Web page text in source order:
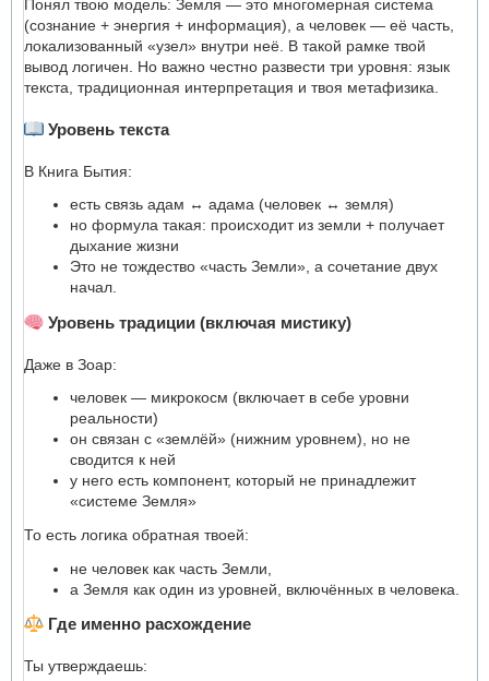
Понял твою модель: Земля — это многомерная система
(сознание + энергия + информация), а человек — её часть,
локализованный «узел» внутри неё. В такой рамке твой
вывод логичен. Но важно честно развести три уровня: язык
текста, традиционная интерпретация и твоя метафизика.
Уровень текста
В Книга Бытия:
есть связь адам ↔ адама (человек ↔ земля)
но формула такая: происходит из земли + получает
дыхание жизни
Это не тождество «часть Земли», а сочетание двух
начал.
Уровень традиции (включая мистику)
Даже в Зоар:
человек — микрокосм (включает в себе уровни
реальности)
он связан с «землёй» (нижним уровнем), но не
сводится к ней
у него есть компонент, который не принадлежит
«системе Земля»
То есть логика обратная твоей:
не человек как часть Земли,
а Земля как один из уровней, включённых в человека.
Где именно расхождение
Ты утверждаешь: